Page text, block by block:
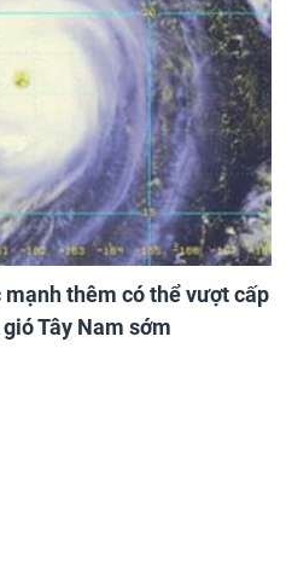
thêm có thể vượt cấp
Tây Nam sớm